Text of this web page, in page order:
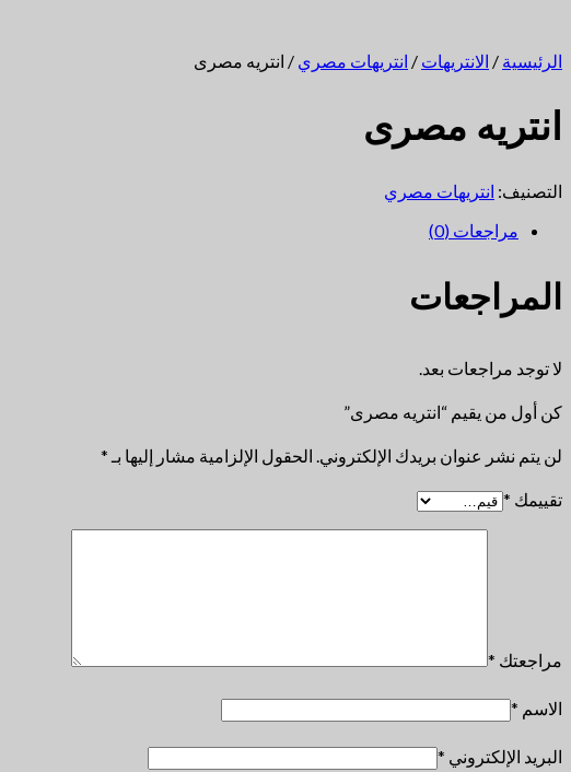
الرئيسية / الانتريهات / انتريهات مصري / انتريه مصرى
انتريه مصرى
التصنيف: انتريهات مصري
مراجعات (0)
المراجعات
لا توجد مراجعات بعد.
كن أول من يقيم “انتريه مصرى”
لن يتم نشر عنوان بريدك الإلكتروني. الحقول الإلزامية مشار إليها بـ *
تقييمك *
مراجعتك *
الاسم *
البريد الإلكتروني *